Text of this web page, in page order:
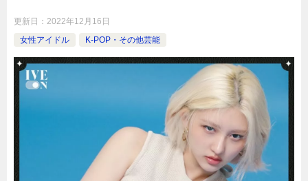
更新日： 2022年12月16日
女性アイドル
K-POP・その他芸能